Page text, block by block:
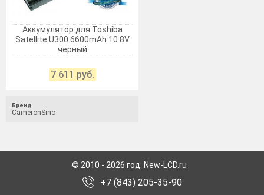
Аккумулятор для Toshiba
Satellite U300 6600mAh 10.8V
черный
7 611 руб.
Бренд
CameronSino
© 2010 - 2026 год. New-LCD.ru
+7 (843) 205-35-90